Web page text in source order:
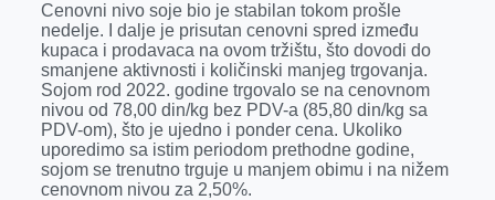
Cenovni nivo soje bio je stabilan tokom prošle
nedelje. I dalje je prisutan cenovni spred između
kupaca i prodavaca na ovom tržištu, što dovodi do
smanjene aktivnosti i količinski manjeg trgovanja.
Sojom rod 2022. godine trgovalo se na cenovnom
nivou od 78,00 din/kg bez PDV-a (85,80 din/kg sa
PDV-om), što je ujedno i ponder cena. Ukoliko
uporedimo sa istim periodom prethodne godine,
sojom se trenutno trguje u manjem obimu i na nižem
cenovnom nivou za 2,50%.